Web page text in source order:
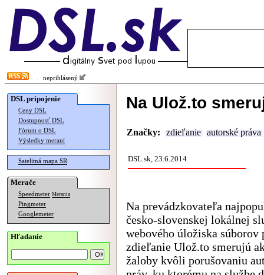
neprihlásený
DSL pripojenie
Ceny DSL
Dostupnosť DSL
Fórum o DSL
Výsledky meraní
Satelitná mapa SR
Merače
Speedmeter Merania
Pingmeter
Googlemeter
Hľadanie
Na Ulož.to
Značky: zdieľanie autorské práva
DSL.sk, 23.6.2014
Na prevádzkovateľa
česko-slovenskej lokálnej
webového úložiska súborov
zdieľanie Ulož.to smerujú
žaloby kvôli porušovaniu